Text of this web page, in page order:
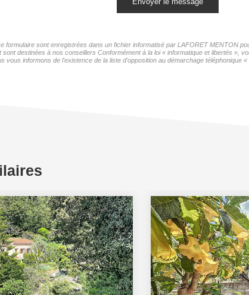
formulaire sont enregistrées dans un fichier informatisé par LAFORET MENTON
sont destinées à nos conseillers Conformément à la loi « informatique et libertés
vous informons de l'existence de la liste d'opposition au démarchage téléphonique